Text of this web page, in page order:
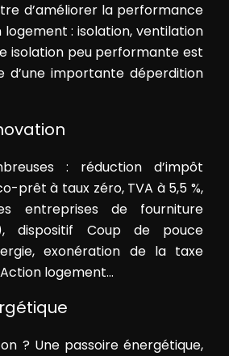
d’améliorer la performance
logement : isolation, ventilation
isolation peu performante est
d’une importante déperdition
: réduction d’impôt
prêt à taux zéro, TVA à 5,5 %,
entreprises de fourniture
dispositif Coup de pouce
exonération de la taxe
logement…
? Une passoire énergétique,